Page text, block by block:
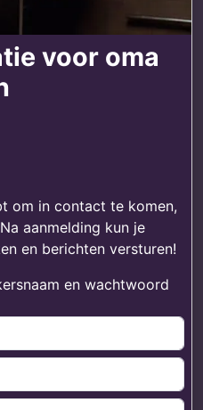
voor oma
om in contact te komen,
aanmelding kun je
en berichten versturen!
en wachtwoord